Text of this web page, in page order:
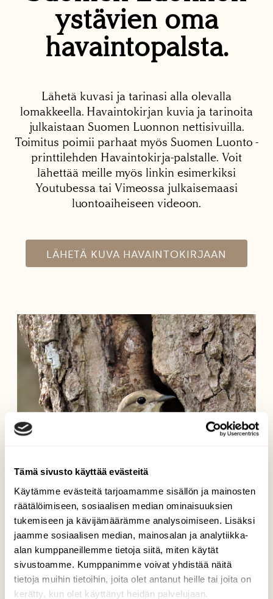
Tämä sivusto käyttää evästeitä
Käytämme evästeitä tarjoamamme sisällön ja mainosten
räätälöimiseen, sosiaalisen median ominaisuuksien
tukemiseen ja kävijämäärämme analysoimiseen. Lisäksi
jaamme sosiaalisen median, mainosalan ja analytiikka-
alan kumppaneillemme tietoja siitä, miten käytät
sivustoamme. Kumppanimme voivat yhdistää näitä
tietoja muihin tietoihin, joita olet antanut heille tai joita on
kerätty, kun olet käyttänyt heidän palvelujaan.
ystävien oma
havaintopalsta.
Lähetä kuvasi ja tarinasi alla olevalla
lomakkeella. Havaintokirjan kuvia ja tarinoita
julkaistaan Suomen Luonnon nettisivuilla.
Toimitus poimii parhaat myös Suomen Luonto -
printtilehden Havaintokirja-palstalle. Voit
lähettää meille myös linkin esimerkiksi
Youtubessa tai Vimeossa julkaisemaasi
luontoaiheiseen videoon.
LÄHETÄ KUVA HAVAINTOKIRJAAN